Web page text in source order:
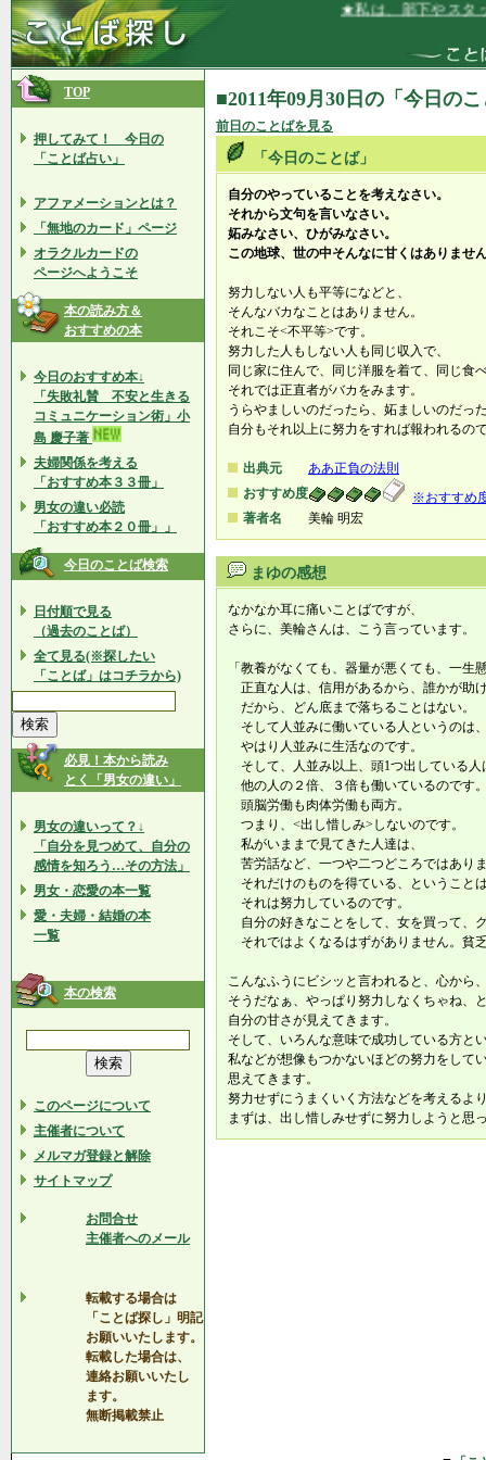
★私は、部下やスタッ
TOP
押してみて！ 今日の
「ことば占い」
アファメーションとは？
「無地のカード」ページ
オラクルカードの
ページへようこそ
本の読み方＆
おすすめの本
今日のおすすめ本↓
「失敗礼賛 不安と生きる
コミュニケーション術」小
島 慶子著
夫婦関係を考える
「おすすめ本３３冊」
男女の違い必読
「おすすめ本２０冊」」
今日のことば検索
日付順で見る
（過去のことば）
全て見る(※探したい
「ことば」はコチラから)
必見！本から読み
とく「男女の違い」
男女の違いって？↓
「自分を見つめて、自分の
感情を知ろう…その方法」
男女・恋愛の本一覧
愛・夫婦・結婚の本
一覧
本の検索
このページについて
主催者について
メルマガ登録と解除
サイトマップ
お問合せ
主催者へのメール
転載する場合は
「ことば探し」明記
お願いいたします。
転載した場合は、
連絡お願いいたし
ます。
無断掲載禁止
■2011年09月30日の「今日の
前日のことばを見る
「今日のことば」
自分のやっていることを考えなさい。
それから文句を言いなさい。
妬みなさい、ひがみなさい。
この地球、世の中そんなに甘くはありませ
努力しない人も平等になどと、
そんなバカなことはありません。
それこそ<不平等>です。
努力した人もしない人も同じ収入で、
同じ家に住んで、同じ洋服を着て、同じ食
それでは正直者がバカをみます。
うらやましいのだったら、妬ましいのだっ
自分もそれ以上に努力をすれば報われるの
出典元
ああ正負の法則
おすすめ度
※おすすめ
著者名
美輪 明宏
まゆの感想
なかなか耳に痛いことばですが、
さらに、美輪さんは、こう言っています。
「教養がなくても、器量が悪くても、一生
正直な人は、信用があるから、誰かが助
だから、どん底まで落ちることはない。
そして人並みに働いている人というのは
やはり人並みに生活なのです。
そして、人並み以上、頭1つ出している人
他の人の２倍、３倍も働いているのです
頭脳労働も肉体労働も両方。
つまり、<出し惜しみ>しないのです。
私がいままで見てきた人達は、
苦労話など、一つや二つどころではあり
それだけのものを得ている、ということ
それは努力しているのです。
自分の好きなことをして、女を買って、
それではよくなるはずがありません。貧
こんなふうにビシッと言われると、心から
そうだなぁ、やっぱり努力しなくちゃね、
自分の甘さが見えてきます。
そして、いろんな意味で成功している方と
私などが想像もつかないほどの努力をして
思えてきます。
努力せずにうまくいく方法などを考えるよ
まずは、出し惜しみせずに努力しようと思